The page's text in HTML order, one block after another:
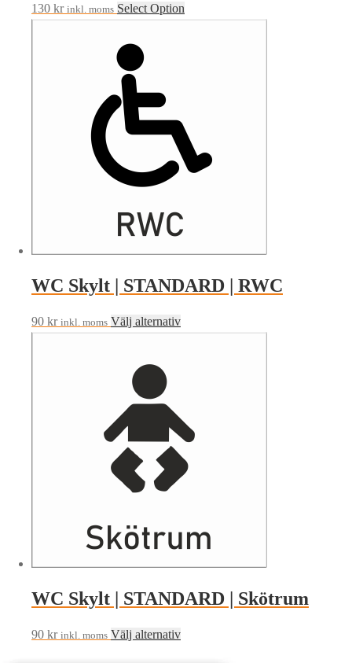
130 kr inkl. moms Select Option
WC Skylt | STANDARD | RWC
90 kr inkl. moms Välj alternativDen
varianter.
De
olika
alternativen
på
WC Skylt | STANDARD | Skötrum
90 kr inkl. moms Välj alternativDen